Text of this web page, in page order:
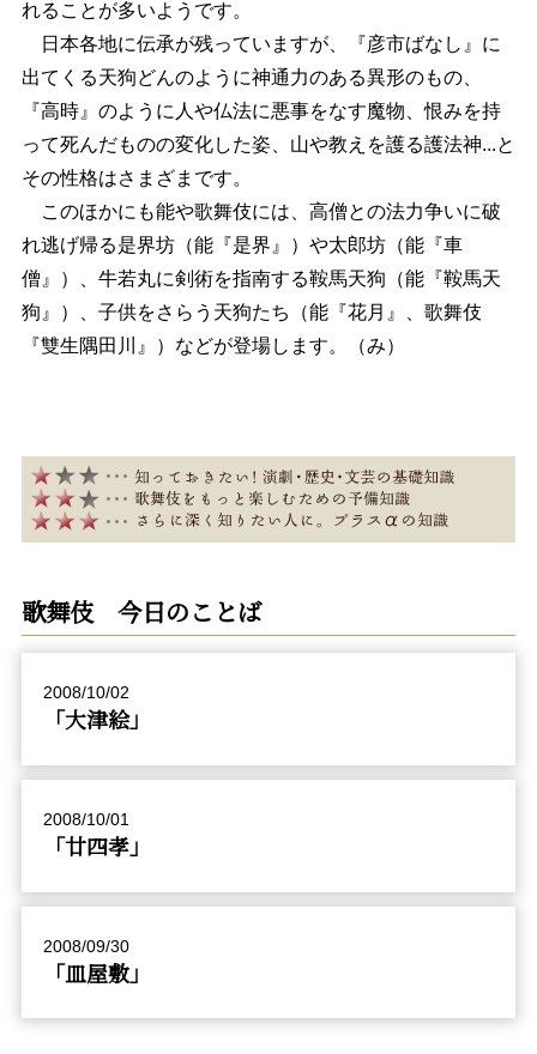
れることが多いようです。
日本各地に伝承が残っていますが、『彦市ばなし』に
出てくる天狗どんのように神通力のある異形のもの、
『高時』のように人や仏法に悪事をなす魔物、恨みを持
って死んだものの変化した姿、山や教えを護る護法神...と
その性格はさまざまです。
このほかにも能や歌舞伎には、高僧との法力争いに破
れ逃げ帰る是界坊（能『是界』）や太郎坊（能『車
僧』）、牛若丸に剣術を指南する鞍馬天狗（能『鞍馬天
狗』）、子供をさらう天狗たち（能『花月』、歌舞伎
『雙生隅田川』）などが登場します。（み）
歌舞伎 今日のことば
2008/10/02
「大津絵」
2008/10/01
「廿四孝」
2008/09/30
「皿屋敷」